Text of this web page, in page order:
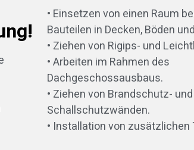
• Einsetzen von einen Raum
Bauteilen in Decken, Böden
• Ziehen von Rigips- und
• Arbeiten im Rahmen des
Dachgeschossausbaus.
• Ziehen von Brandschutz- und
Schallschutzwänden.
• Installation von zusätzlichen